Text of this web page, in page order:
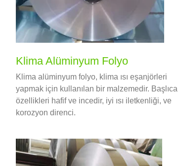
Klima Alüminyum Folyo
Klima alüminyum folyo, klima ısı eşanjörleri
yapmak için kullanılan bir malzemedir. Başlıca
özellikleri hafif ve incedir, iyi ısı iletkenliği, ve
korozyon direnci.